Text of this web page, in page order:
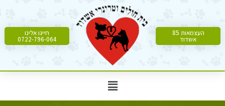
העצמאות 85
אשדוד
חייגו אלינו
0722-796-064